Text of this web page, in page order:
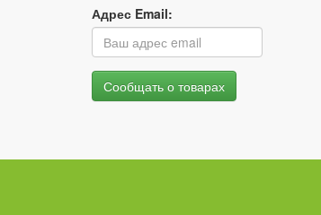
Адрес Email: